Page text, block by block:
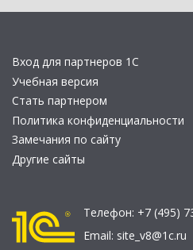
Вход для партнеров 1С
Учебная версия
Стать партнером
Политика конфиденциальности
Замечания по сайту
Другие сайты
Телефон: +7 (495)
Email: site_v8@1c.ru